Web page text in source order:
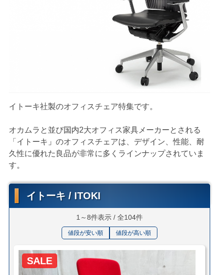
イトーキ社製のオフィスチェア特集です。
オカムラと並び国内2大オフィス家具メーカーとされる
「イトーキ」のオフィスチェアは、デザイン、性能、耐
久性に優れた良品が非常に多くラインナップされていま
す。
イトーキ / ITOKI
1～8件表示 / 全104件
値段が安い順 値段が高い順
SALE